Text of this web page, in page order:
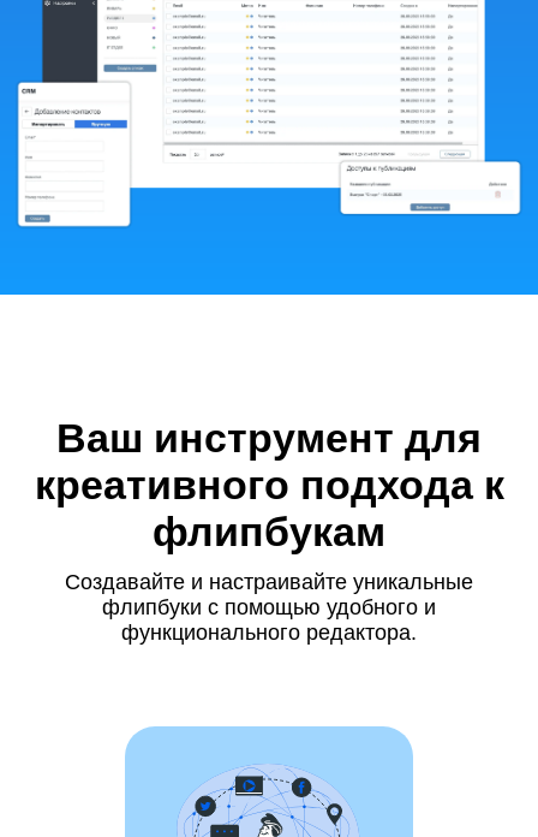
Ваш инструмент для
креативного подхода к
флипбукам
Создавайте и настраивайте уникальные
флипбуки с помощью удобного и
функционального редактора.